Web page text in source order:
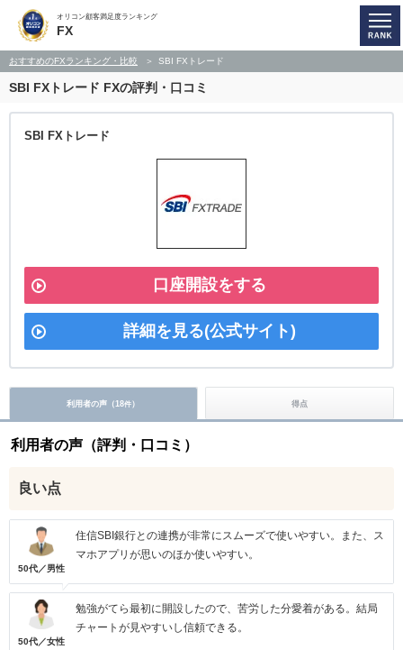
オリコン顧客満足度ランキング
FX
おすすめのFXランキング・比較 SBI FXトレード
SBI FXトレード FXの評判・口コミ
SBI FXトレード
口座開設をする
詳細を見る(公式サイト)
利用者の声（18件） 得点
利用者の声（評判・口コミ）
良い点
50代／男性
住信SBI銀行との連携が非常にスムーズで使いやすい。また、ス
マホアプリが思いのほか使いやすい。
50代／女性
勉強がてら最初に開設したので、苦労した分愛着がある。結局
チャートが見やすいし信頼できる。